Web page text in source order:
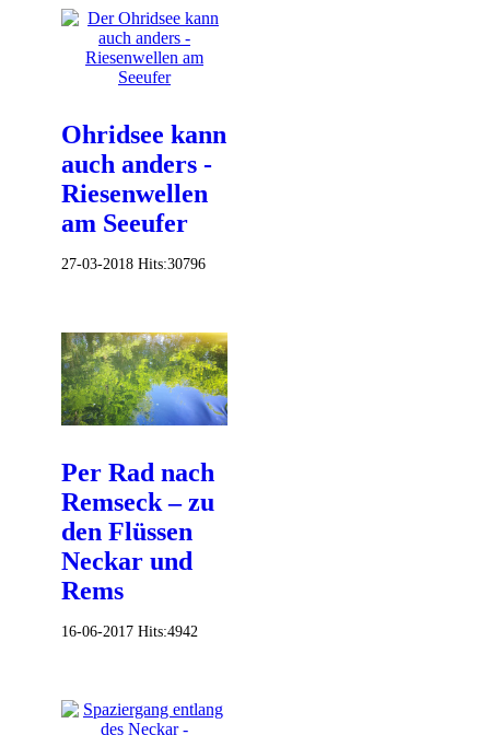
Ohridsee kann
auch anders -
Riesenwellen
am Seeufer
27-03-2018 Hits:30796
Per Rad nach
Remseck – zu
den Flüssen
Neckar und
Rems
16-06-2017 Hits:4942